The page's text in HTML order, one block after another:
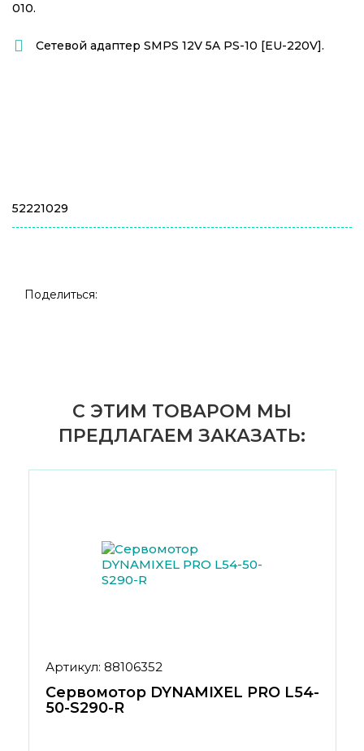
010.
Сетевой адаптер SMPS 12V 5A PS-10 [EU-220V].
52221029
Поделиться:
С ЭТИМ ТОВАРОМ МЫ
ПРЕДЛАГАЕМ ЗАКАЗАТЬ:
Артикул: 88106352
Сервомотор DYNAMIXEL PRO L54-
50-S290-R